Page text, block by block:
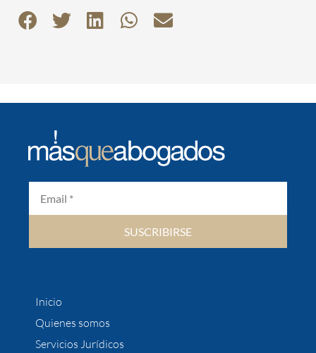
SUSCRIBIRSE
Inicio
Quienes somos
Servicios Jurídicos